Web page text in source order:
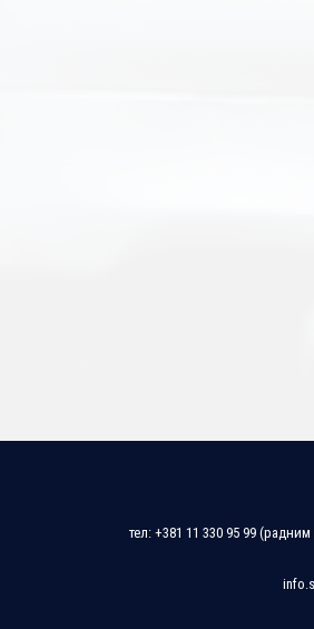
тел: +381 11 330 95 99